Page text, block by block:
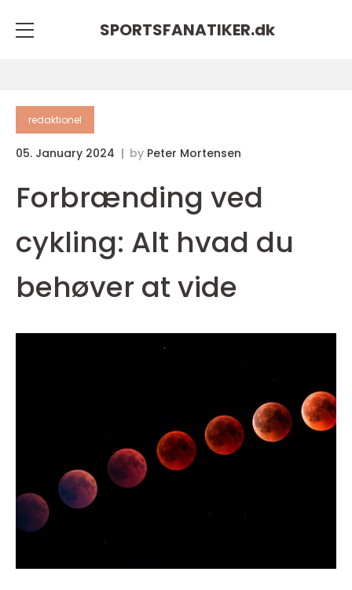
SPORTSFANATIKER.dk
redaktionel
05. January 2024 by Peter Mortensen
Forbrænding ved
cykling: Alt hvad du
behøver at vide